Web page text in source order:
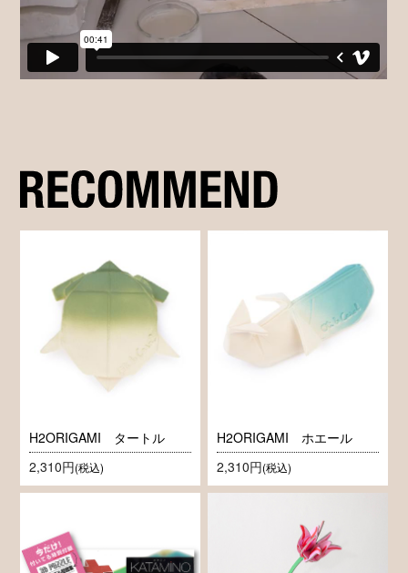
H2ORIGAMI タートル
2,310円(税込)
H2ORIGAMI ホエール
2,310円(税込)